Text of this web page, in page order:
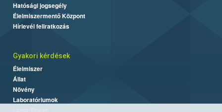
Hatósági jogsegély
Élelmiszermentő Központ
Hírlevél feliratkozás
Gyakori kérdések
Élelmiszer
Állat
Növény
Laboratóriumok